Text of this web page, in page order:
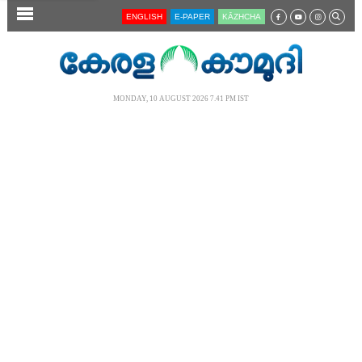
SECTIONS ENGLISH E-PAPER KĀZHCHA
MONDAY, 10 AUGUST 2026 7.41 PM IST